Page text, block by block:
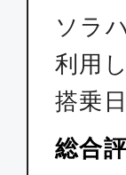
ソラ
利用
搭乗
総合